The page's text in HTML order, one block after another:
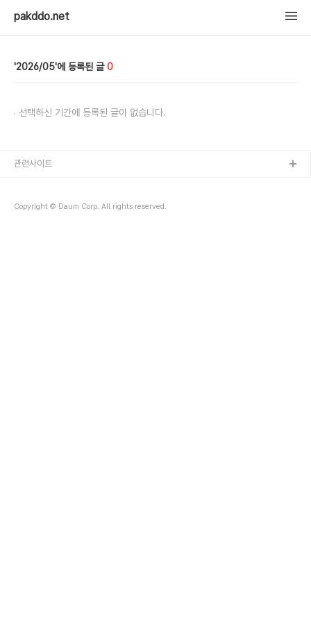
pakddo.net
2026/05 0
선택하신 기간에 등록된 글이 없습니다.
Copyright © Daum Corp. All rights reserved.
관련사이트